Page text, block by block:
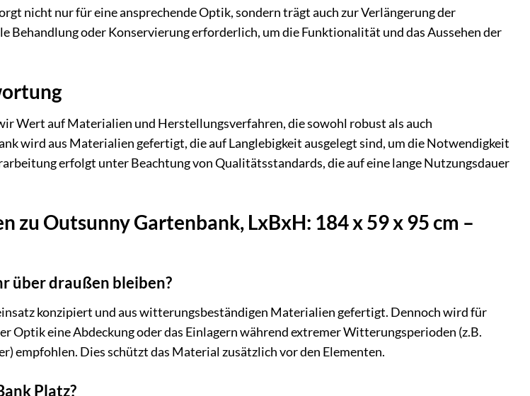
nicht nur für eine ansprechende Optik, sondern trägt auch zur Verlängerung der
Behandlung oder Konservierung erforderlich, um die Funktionalität und das Aussehen der
Wert auf Materialien und Herstellungsverfahren, die sowohl robust als auch
wird aus Materialien gefertigt, die auf Langlebigkeit ausgelegt sind, um die Notwendigkeit
erfolgt unter Beachtung von Qualitätsstandards, die auf eine lange Nutzungsdauer
zu Outsunny Gartenbank, LxBxH: 184 x 59 x 95 cm –
über draußen bleiben?
konzipiert und aus witterungsbeständigen Materialien gefertigt. Dennoch wird für
Optik eine Abdeckung oder das Einlagern während extremer Witterungsperioden (z.B.
empfohlen. Dies schützt das Material zusätzlich vor den Elementen.
Platz?